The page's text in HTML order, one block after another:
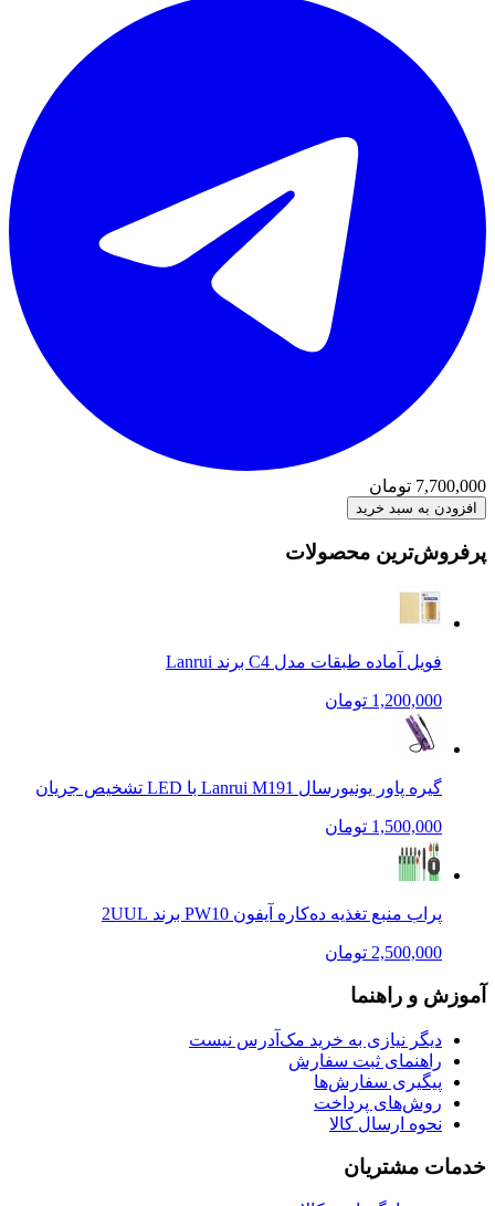
7,700,000 تومان
افزودن به سبد خرید
پرفروش‌ترین محصولات
فویل آماده طبقات مدل C4 برند Lanrui
1,200,000 تومان
گیره پاور یونیورسال Lanrui M191 با LED تشخیص جریان
1,500,000 تومان
پراب منبع تغذیه ده‌کاره آیفون PW10 برند 2UUL
2,500,000 تومان
آموزش و راهنما
دیگر نیازی به خرید مک‌آدرس نیست
راهنمای ثبت سفارش
پیگیری سفارش‌ها
روش‌های پرداخت
نحوه ارسال کالا
خدمات مشتریان